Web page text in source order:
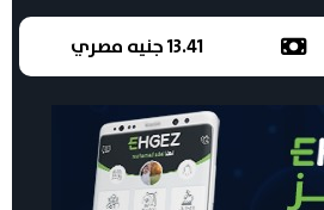
13.41 جنيه مصري